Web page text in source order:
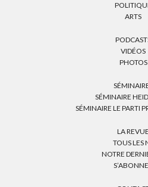
ARTS
VIDÉOS
PHOTOS
SÉMINAIRE
SÉMINAIRE LE PARTI
LA REVUE
TOUS LES
NOTRE